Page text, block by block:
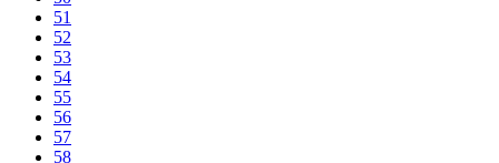
51
52
53
54
55
56
57
58